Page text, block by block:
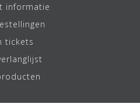
informatie
tickets